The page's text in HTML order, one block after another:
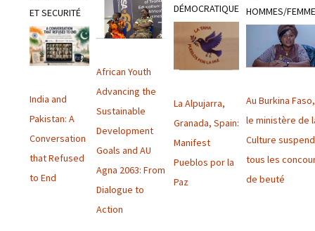
ET SECURITÉ
India and
Pakistan: A
Conversation
that Refused
to End
African Youth
Advancing the
Sustainable
Development
Goals and AU
Agna 2063: From
Dialogue to
Action
DÉMOCRATIQUE
La Alpujarra,
Granada, Spain:
Manifest
Pueblos por la
Paz
HOMMES/
Au Burkina Faso,
le ministère de
Culture suspend
tous les
de beuté